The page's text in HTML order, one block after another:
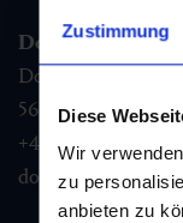
Zustimmung
Diese
Wir
zu
anbieten zu
Dorfgastein
Dorfstraße 1,
5632 Dorfgastein
+43 6432 3393 460